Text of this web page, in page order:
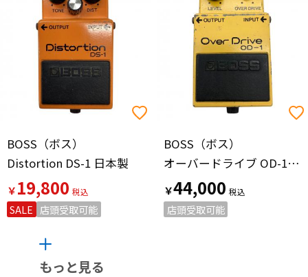
BOSS（ボス）
Distortion DS-1 日本製
￥19,800
SALE 店頭受取可能
BOSS（ボス）
オーバードライブ OD-1 シリアル124600 オペアンプ：NEC C4558C 全角ハイフン 黒ネジ
￥44,000
店頭受取可能
もっと見る